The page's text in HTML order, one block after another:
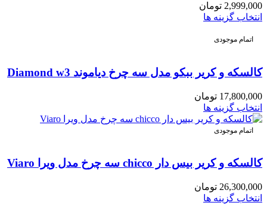
2,999,000 تومان
انتخاب گزینه ها
اتمام موجودی
کالسکه و کریر ببکو مدل سه چرخ دیاموند Diamond w3
17,800,000 تومان
انتخاب گزینه ها
اتمام موجودی
کالسکه و کریر بیس دار chicco سه چرخ مدل ویرا Viaro
26,300,000 تومان
انتخاب گزینه ها